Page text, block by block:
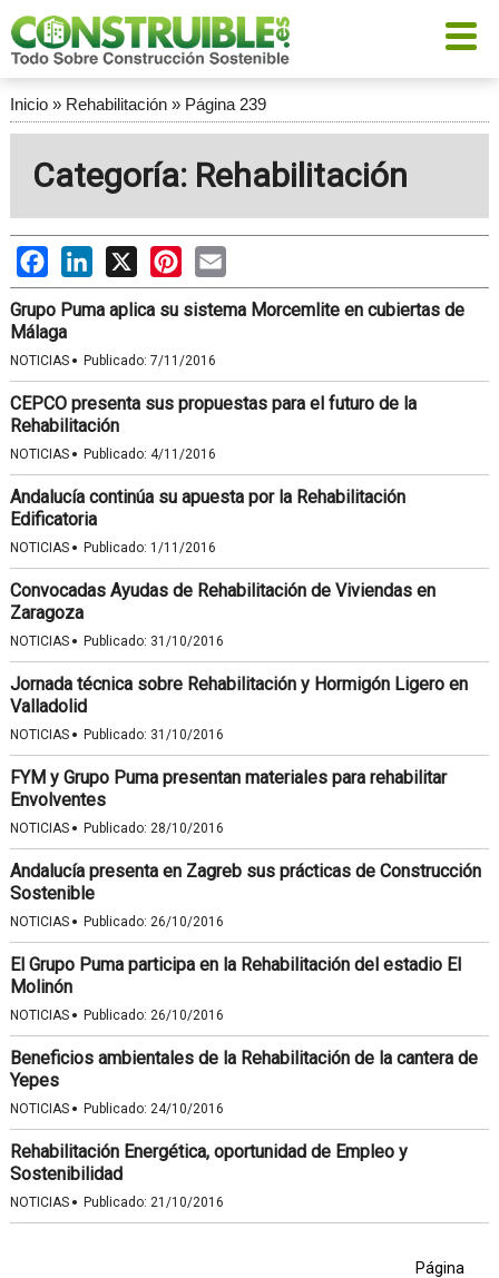
Inicio» Rehabilitación» Página 239
Categoría: Rehabilitación
FacebookLinkedIn
X PinterestEmail
Grupo Puma aplica su sistema Morcemlite en cubiertas de
Málaga
NOTICIAS · Publicado: 7/11/2016
CEPCO presenta sus propuestas para el futuro de la
Rehabilitación
NOTICIAS · Publicado: 4/11/2016
Andalucía continúa su apuesta por la Rehabilitación
Edificatoria
NOTICIAS · Publicado: 1/11/2016
Convocadas Ayudas de Rehabilitación de Viviendas en
Zaragoza
NOTICIAS · Publicado: 31/10/2016
Jornada técnica sobre Rehabilitación y Hormigón Ligero en
Valladolid
NOTICIAS · Publicado: 31/10/2016
FYM y Grupo Puma presentan materiales para rehabilitar
Envolventes
NOTICIAS · Publicado: 28/10/2016
Andalucía presenta en Zagreb sus prácticas de Construcción
Sostenible
NOTICIAS · Publicado: 26/10/2016
El Grupo Puma participa en la Rehabilitación del estadio El
Molinón
NOTICIAS · Publicado: 26/10/2016
Beneficios ambientales de la Rehabilitación de la cantera de
Yepes
NOTICIAS · Publicado: 24/10/2016
Rehabilitación Energética, oportunidad de Empleo y
Sostenibilidad
NOTICIAS · Publicado: 21/10/2016
Página